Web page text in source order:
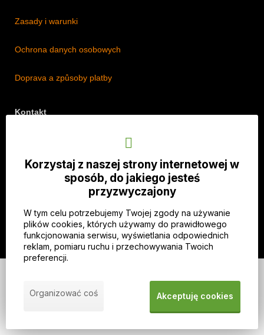
Zasady i warunki
Ochrona danych osobowych
Doprava a způsoby platby
Kontakt
E-mail: info@imothep.cz
Nasz Instagram
Korzystaj z naszej strony internetowej w
sposób, do jakiego jesteś
przyzwyczajony
W tym celu potrzebujemy Twojej zgody na używanie
plików cookies, których używamy do prawidłowego
funkcjonowania serwisu, wyświetlania odpowiednich
reklam, pomiaru ruchu i przechowywania Twoich
preferencji.
Organizować coś Akceptuję cookies